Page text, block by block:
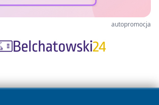
autopromocja